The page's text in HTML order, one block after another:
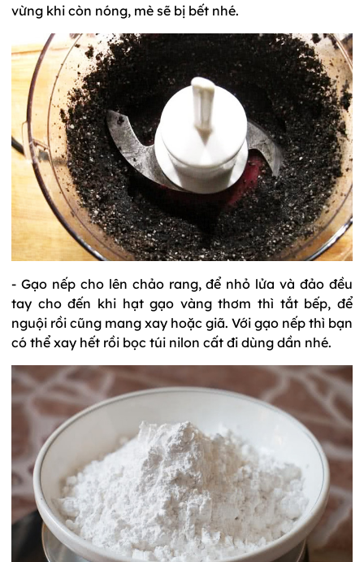
vừng khi còn nóng, mè sẽ bị bết nhé.
- Gạo nếp cho lên chảo rang, để nhỏ lửa và đảo đều
tay cho đến khi hạt gạo vàng thơm thì tắt bếp, để
nguội rồi cũng mang xay hoặc giã. Với gạo nếp thì bạn
có thể xay hết rồi bọc túi nilon cất đi dùng dần nhé.